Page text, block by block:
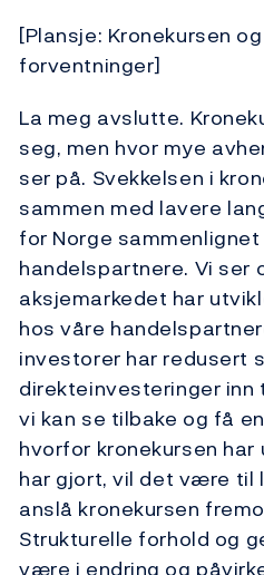
[Plansje: Kronekursen
forventninger]
La meg avslutte.
seg, men hvor mye
ser på. Svekkelsen i
sammen med lavere
for Norge
handelspartnere. Vi ser
aksjemarkedet har
hos våre
investorer har redusert
direkteinvesteringer inn
vi kan se tilbake og få
hvorfor kronekursen
har gjort, vil det være til
anslå kronekursen
Strukturelle forhold og